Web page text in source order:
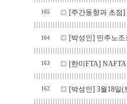
165 [주간동향과 초점]
164 [박성인] 민주노
163 [한미FTA]
162 [박성인] 3월18일(